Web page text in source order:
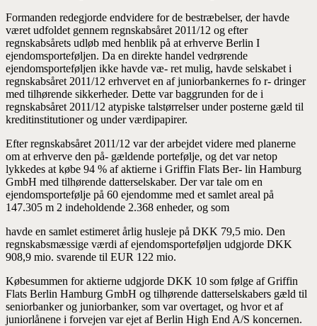
Formanden redegjorde endvidere for de bestræbelser, der havde
været udfoldet gennem regnskabsåret 2011/12 og efter
regnskabsårets udløb med henblik på at erhverve Berlin I
ejendomsporteføljen. Da en direkte handel vedrørende
ejendomsporteføljen ikke havde væ- ret mulig, havde selskabet i
regnskabsåret 2011/12 erhvervet en af juniorbankernes fo r- dringer
med tilhørende sikkerheder. Dette var baggrunden for de i
regnskabsåret 2011/12 atypiske talstørrelser under posterne gæld til
kreditinstitutioner og under værdipapirer.
Efter regnskabsåret 2011/12 var der arbejdet videre med planerne
om at erhverve den på- gældende portefølje, og det var netop
lykkedes at købe 94 % af aktierne i Griffin Flats Ber- lin Hamburg
GmbH med tilhørende datterselskaber. Der var tale om en
ejendomsportefølje på 60 ejendomme med et samlet areal på
147.305 m 2 indeholdende 2.368 enheder, og som
havde en samlet estimeret årlig husleje på DKK 79,5 mio. Den
regnskabsmæssige værdi af ejendomsporteføljen udgjorde DKK
908,9 mio. svarende til EUR 122 mio.
Købesummen for aktierne udgjorde DKK 10 som følge af Griffin
Flats Berlin Hamburg GmbH og tilhørende datterselskabers gæld til
seniorbanker og juniorbanker, som var overtaget, og hvor et af
juniorlånene i forvejen var ejet af Berlin High End A/S koncernen.